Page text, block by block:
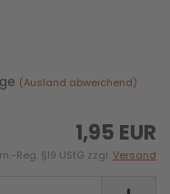
(Ausland abweichend)
1,95 EUR
Reg. §19 UStG zzgl. Versand